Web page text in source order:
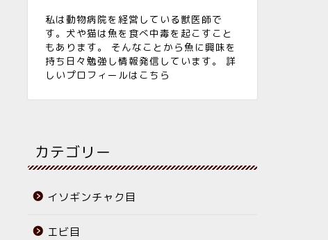
私は動物病院を経営している獣医師で
す。犬や猫は魚を食べ中毒を起こすこと
もあります。 そんなことから魚に興味を
持ち日々勉強し情報発信しています。 詳
しいプロフィールは こちら
カテゴリー
イソギンチャク目
エビ目